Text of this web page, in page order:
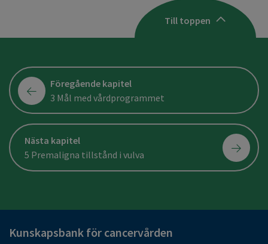
Till toppen
Föregående kapitel
3 Mål med vårdprogrammet
Nästa kapitel
5 Premaligna tillstånd i vulva
Kunskapsbank för cancervården